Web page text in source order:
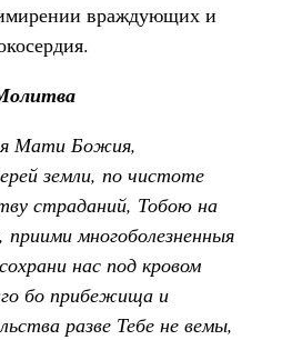
враждующих и
Мати Божия,
земли, по чистоте
страданий, Тобою на
приими многоболезненныя
нас под кровом
бо прибежища и
разве Тебе не вемы,